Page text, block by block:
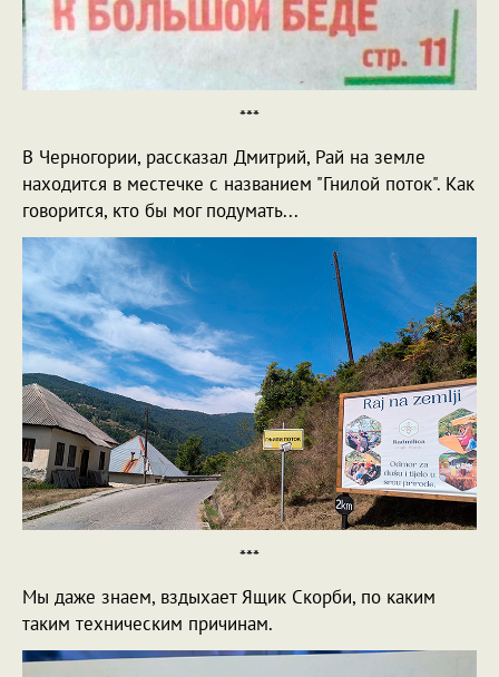
***
В Черногории, рассказал Дмитрий, Рай на земле
находится в местечке с названием "Гнилой поток". Как
говорится, кто бы мог подумать...
***
Мы даже знаем, вздыхает Ящик Скорби, по каким
таким техническим причинам.